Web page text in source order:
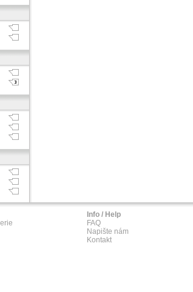
Info / Help
FAQ
Napište nám
Kontakt